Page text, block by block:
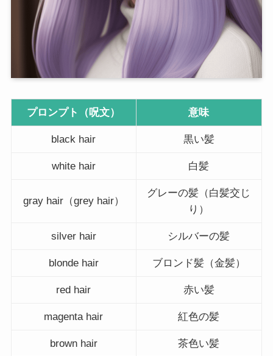
プロンプト（呪文） 意味
black hair 黒い髪
white hair 白髪
gray hair（grey hair）
グレーの髪（白髪交じ
り）
silver hair シルバーの髪
blonde hair ブロンド髪（金髪）
red hair 赤い髪
magenta hair 紅色の髪
brown hair 茶色い髪